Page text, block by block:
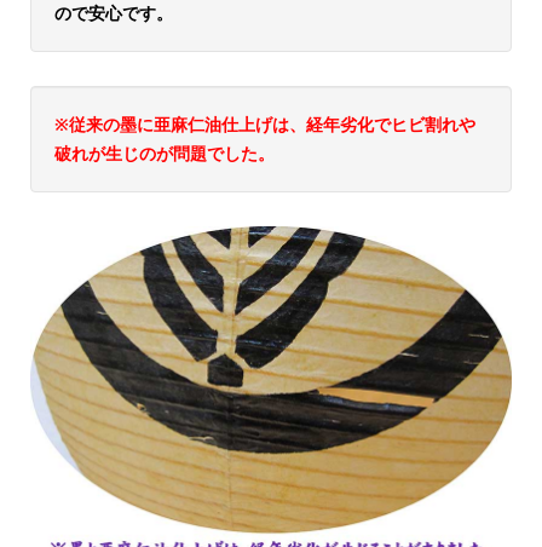
ので安心です。
※従来の墨に亜麻仁油仕上げは、経年劣化でヒビ割れや
破れが生じのが問題でした。